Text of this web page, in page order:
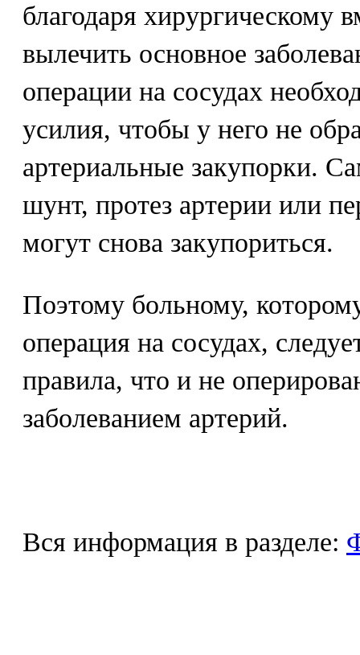
благодаря хирургическому
вылечить основное
операции на сосудах
усилия, чтобы у него не
артериальные закупорки.
шунт, протез артерии или
могут снова закупориться.
Поэтому больному,
операция на сосудах,
правила, что и не
заболеванием артерий.
Вся информация в разделе: